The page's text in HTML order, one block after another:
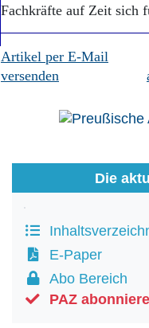
Fachkräfte auf Zeit
Artikel per E-Mail
versenden
Die
E-Paper
Abo Bereich
PAZ